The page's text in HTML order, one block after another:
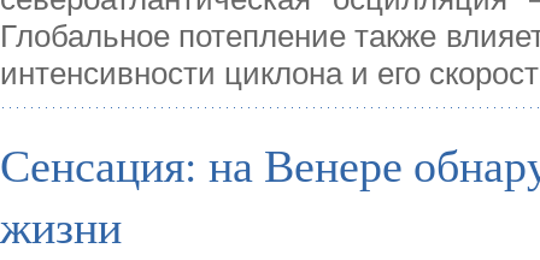
Глобальное потепление также
интенсивности циклона и его
Сенсация: на Венере
жизни